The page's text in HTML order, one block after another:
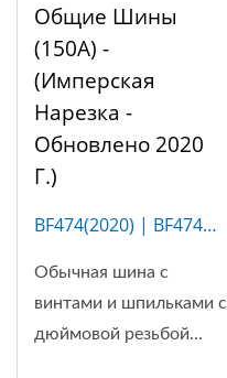
Общие Шины
(150A) -
(имперская
Нарезка -
Обновлено 2020
Г.)
BF474(2020) | BF474M
Обычная шина с
винтами и шпильками с
дюймовой резьбой...